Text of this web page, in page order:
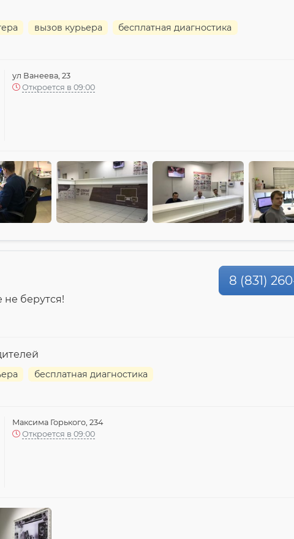
вызов курьера бесплатная диагностика
ул Ванеева, 23
Откроется в 09:00
не берутся!
8 (831)
бесплатная диагностика
Максима Горького, 234
Откроется в 09:00